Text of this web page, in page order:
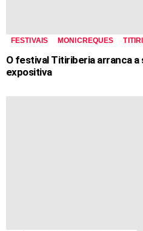
FESTIVAIS MONICREQUES
O festival Titiriberia arranca a
expositiva